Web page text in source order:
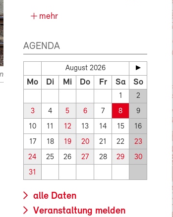
mehr
AGENDA
August 2026
Mo Di Mi Do Fr Sa So
1 2
3 4 5 6 7 8 9
10 11 12 13 14 15 16
17 18 19 20 21 22 23
24 25 26 27 28 29 30
31
alle Daten
Veranstaltung melden